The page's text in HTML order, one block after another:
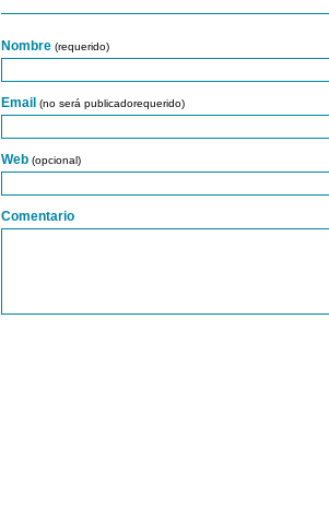
Nombre (requerido)
Email (no será publicadorequerido)
Web (opcional)
Comentario